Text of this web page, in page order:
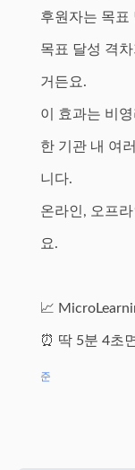
후원자는 목표
목표 달성 격
거든요.
이 효과는 비
한 기관 내 여
니다.
온라인, 오프
요.
📈
⏰ 딱 5분 4초
준